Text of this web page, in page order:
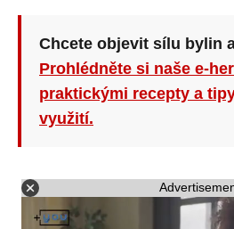
Chcete objevit sílu bylin
Prohlédněte si naše e-
praktickými recepty a
využití.